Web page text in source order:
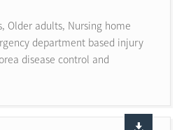
Older adults, Nursing home
department based injury
disease control and